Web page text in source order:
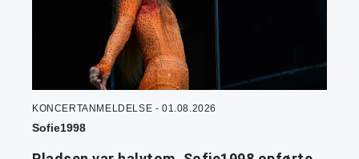
KONCERTANMELDELSE - 01.08.2026
Sofie1998